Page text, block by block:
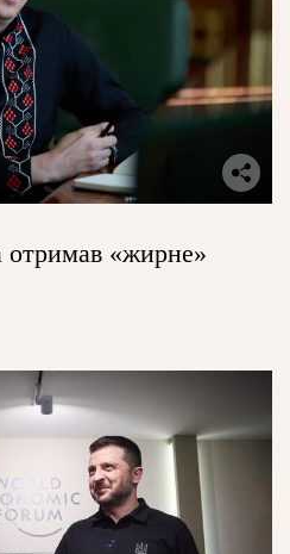
отримав «жирне»